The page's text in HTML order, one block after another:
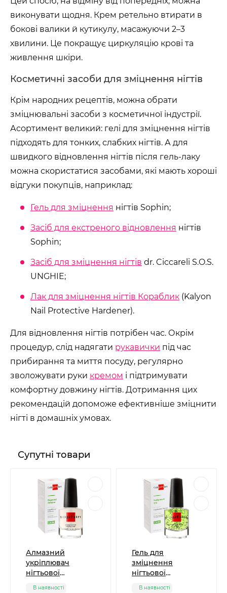
виконувати щодня. Крем ретельно втирати в
бокові валики й кутикулу, масажуючи 2–3
хвилини. Це покращує циркуляцію крові та
живлення шкіри.
Косметичні засоби для зміцнення нігтів
Крім народних рецептів, можна обрати
зміцнювальні засоби з косметичної індустрії.
Асортимент великий: гелі для зміцнення нігтів
підходять для тонких, слабких нігтів. А для
швидкого відновлення нігтів після гель-лаку
можна скористатися засобами, які мають хороші
відгуки покупців, наприклад:
Гель для зміцнення нігтів Sophin;
Засіб для екстреного відновлення нігтів
Sophin;
Засіб для зміцнення нігтів dr. Ciccareli S.O.S.
UNGHIE;
Лак для зміцнення нігтів Кораблик (Kalyon
Nail Protective Hardener).
Для відновлення нігтів потрібен час. Окрім
процедур, слід надягати рукавички під час
прибирання та миття посуду, регулярно
зволожувати руки кремом і підтримувати
комфортну довжину нігтів. Дотримання цих
рекомендацій допоможе ефективніше зміцнити
нігті в домашніх умовах.
Супутні товари
Алмазний
укріплювач
нігтьової
В наявності
Гель для
зміцнення
нігтьової
В наявності